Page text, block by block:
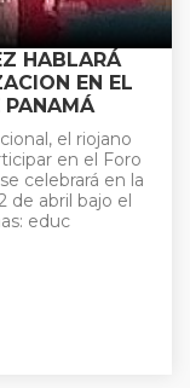
HABLARÁ
EN EL
PANAMÁ
el riojano
en el Foro
celebrará en la
de abril bajo el
educ